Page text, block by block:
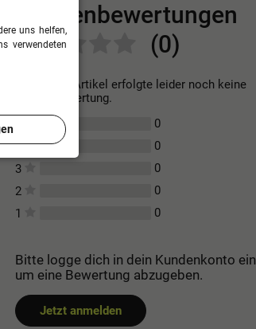
Kundenbewertungen
(0)
Für diesen Artikel erfolgte leider noch keine
Kundenbewertung.
0
4
0
3
0
2
0
1
0
Bitte logge dich in dein Kundenkonto ein
um eine Bewertung abzugeben.
Jetzt anmelden
uns helfen,
verwendeten